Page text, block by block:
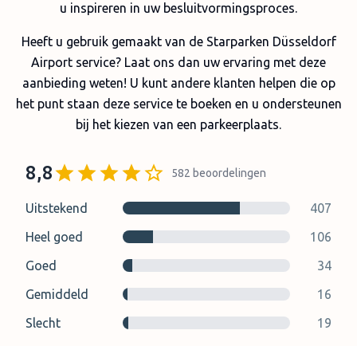
u inspireren in uw besluitvormingsproces.
Heeft u gebruik gemaakt van de Starparken Düsseldorf
Airport service? Laat ons dan uw ervaring met deze
aanbieding weten! U kunt andere klanten helpen die op
het punt staan deze service te boeken en u ondersteunen
bij het kiezen van een parkeerplaats.
8,8 582 beoordelingen
Uitstekend
407
Heel goed
106
Goed
34
Gemiddeld
16
Slecht
19